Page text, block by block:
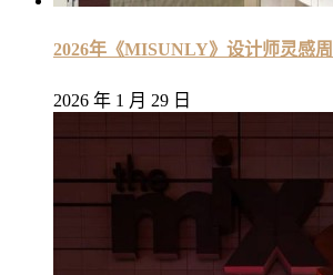
2026年《MISUNLY》设计师灵感
2026 年 1 月 29 日